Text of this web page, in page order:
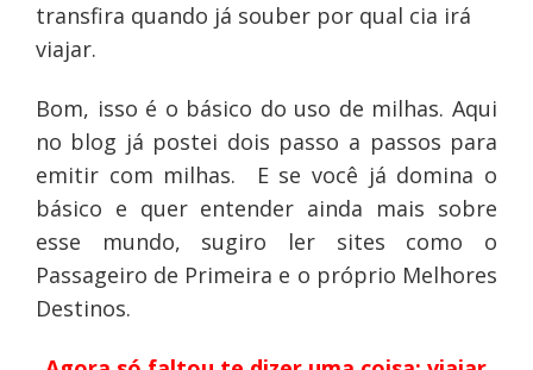
transfira quando já souber por qual cia irá
viajar.
Bom, isso é o básico do uso de milhas. Aqui
no blog já postei dois passo a passos para
emitir com milhas. E se você já domina o
básico e quer entender ainda mais sobre
esse mundo, sugiro ler sites como o
Passageiro de Primeira e o próprio Melhores
Destinos.